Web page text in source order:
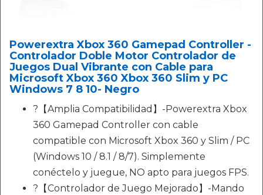
Powerextra Xbox 360 Gamepad Controller -
Controlador Doble Motor Controlador de
Juegos Dual Vibrante con Cable para
Microsoft Xbox 360 Xbox 360 Slim y PC
Windows 7 8 10- Negro
?【Amplia Compatibilidad】-Powerextra Xbox
360 Gamepad Controller con cable
compatible con Microsoft Xbox 360 y Slim / PC
(Windows 10 / 8.1 / 8/7). Simplemente
conéctelo y juegue, NO apto para juegos FPS.
?【Controlador de Juego Mejorado】-Mando